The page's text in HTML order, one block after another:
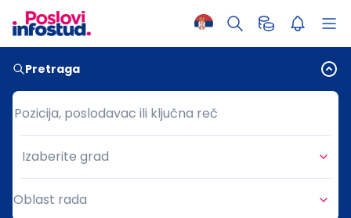
Pretraga
Pozicija, poslodavac ili ključna reč
Pozicija, poslodavac ili ključna reč
Grad
Izaberite grad
Oblast rada